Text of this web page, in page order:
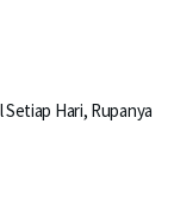
Setiap Hari, Rupanya